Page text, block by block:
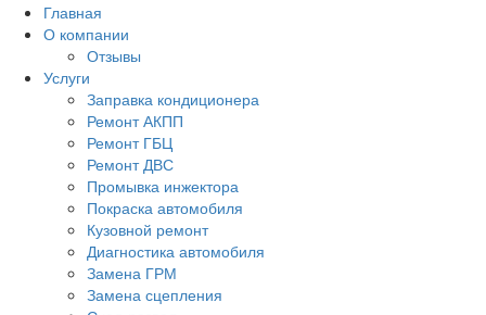
Главная
О компании
Отзывы
Услуги
Заправка кондиционера
Ремонт АКПП
Ремонт ГБЦ
Ремонт ДВС
Промывка инжектора
Покраска автомобиля
Кузовной ремонт
Диагностика автомобиля
Замена ГРМ
Замена сцепления